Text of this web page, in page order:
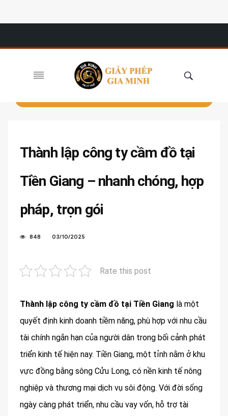
Thành lập công ty cầm đồ tại
Tiền Giang – nhanh chóng, hợp
pháp, trọn gói
848 03/10/2025
Rate this post
Thành lập công ty cầm đồ tại Tiền Giang là một
quyết định kinh doanh tiềm năng, phù hợp với nhu cầu
tài chính ngắn hạn của người dân trong bối cảnh phát
triển kinh tế hiện nay. Tiền Giang, một tỉnh nằm ở khu
vực đồng bằng sông Cửu Long, có nền kinh tế nông
nghiệp và thương mại dịch vụ sôi động. Với đời sống
ngày càng phát triển, nhu cầu vay vốn, hỗ trợ tài